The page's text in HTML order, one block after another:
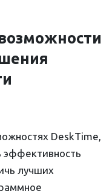
DeskTime,
эффективность
лучших